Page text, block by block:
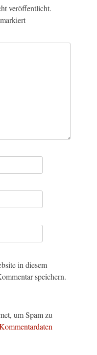
veröffentlicht.
markiert
in diesem
speichern.
um Spam zu